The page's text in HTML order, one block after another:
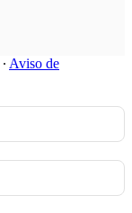
∙ Aviso de